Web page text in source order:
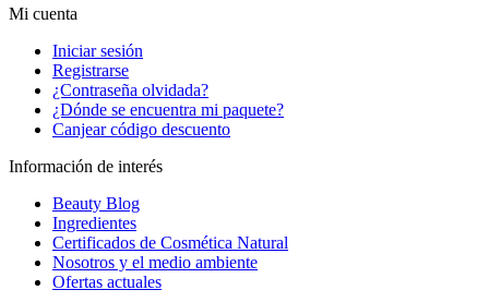
Mi cuenta
Iniciar sesión
Registrarse
¿Contraseña olvidada?
¿Dónde se encuentra mi paquete?
Canjear código descuento
Información de interés
Beauty Blog
Ingredientes
Certificados de Cosmética Natural
Nosotros y el medio ambiente
Ofertas actuales